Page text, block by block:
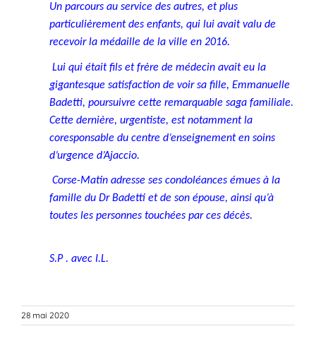
Un parcours au service des autres, et plus
particulièrement des enfants, qui lui avait valu de
recevoir la médaille de la ville en 2016.
Lui qui était fils et frère de médecin avait eu la
gigantesque satisfaction de voir sa fille, Emmanuelle
Badetti, poursuivre cette remarquable saga familiale.
Cette dernière, urgentiste, est notamment la
coresponsable du centre d’enseignement en soins
d’urgence d’Ajaccio.
Corse-Matin adresse ses condoléances émues à la
famille du Dr Badetti et de son épouse, ainsi qu’à
toutes les personnes touchées par ces décès.
S.P . avec I.L.
28 mai 2020